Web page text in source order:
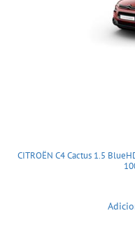
CITROËN C4 Cactus 1.5